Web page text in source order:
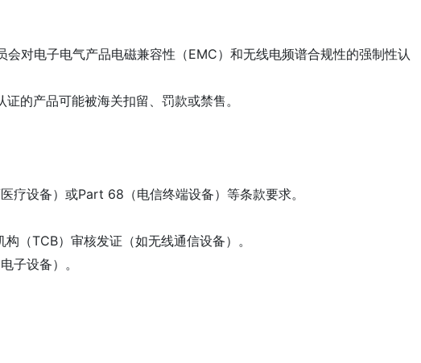
对电子电气产品电磁兼容性（EMC）和无线电频谱合规性的强制性认
的产品可能被海关扣留、罚款或禁售。
疗设备）或Part 68（电信终端设备）等条款要求。
（TCB）审核发证（如无线通信设备）。
子设备）。